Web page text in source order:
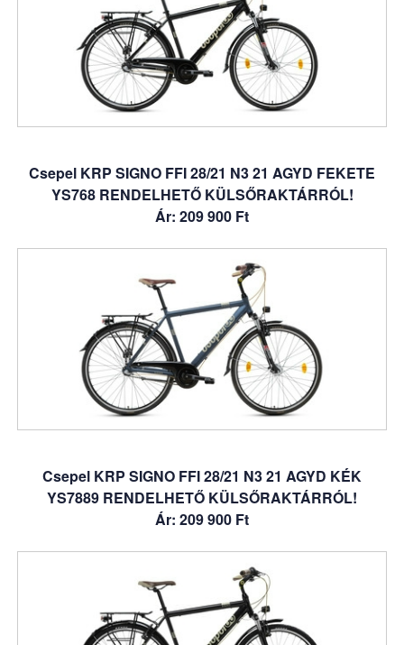
Csepel KRP SIGNO FFI 28/21 N3 21 AGYD FEKETE
YS768 RENDELHETŐ KÜLSŐRAKTÁRRÓL!
Ár: 209 900 Ft
Csepel KRP SIGNO FFI 28/21 N3 21 AGYD KÉK
YS7889 RENDELHETŐ KÜLSŐRAKTÁRRÓL!
Ár: 209 900 Ft